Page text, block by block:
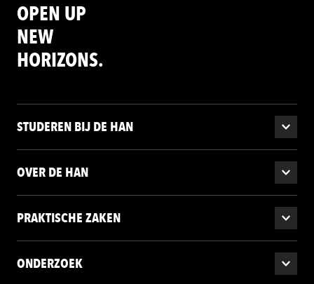
OPEN UP
NEW
HORIZONS.
STUDEREN BIJ DE HAN
OVER DE HAN
PRAKTISCHE ZAKEN
ONDERZOEK